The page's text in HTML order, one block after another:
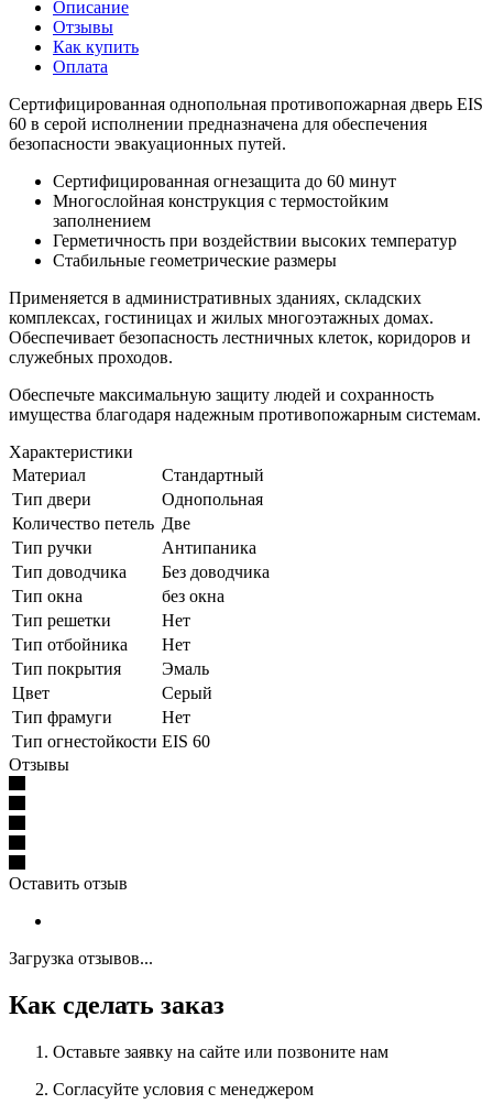
Описание
Отзывы
Как купить
Оплата
Сертифицированная однопольная противопожарная дверь EIS
60 в серой исполнении предназначена для обеспечения
безопасности эвакуационных путей.
Сертифицированная огнезащита до 60 минут
Многослойная конструкция с термостойким
заполнением
Герметичность при воздействии высоких температур
Стабильные геометрические размеры
Применяется в административных зданиях, складских
комплексах, гостиницах и жилых многоэтажных домах.
Обеспечивает безопасность лестничных клеток, коридоров и
служебных проходов.
Обеспечьте максимальную защиту людей и сохранность
имущества благодаря надежным противопожарным системам.
Характеристики
Материал
Стандартный
Тип двери
Однопольная
Количество петель Две
Тип ручки
Антипаника
Тип доводчика
Без доводчика
Тип окна
без окна
Тип решетки
Нет
Тип отбойника
Нет
Тип покрытия
Эмаль
Цвет
Серый
Тип фрамуги
Нет
Тип огнестойкости EIS 60
Отзывы
Оставить отзыв
Загрузка отзывов...
Как сделать заказ
Оставьте заявку на сайте или позвоните нам
Согласуйте условия с менеджером